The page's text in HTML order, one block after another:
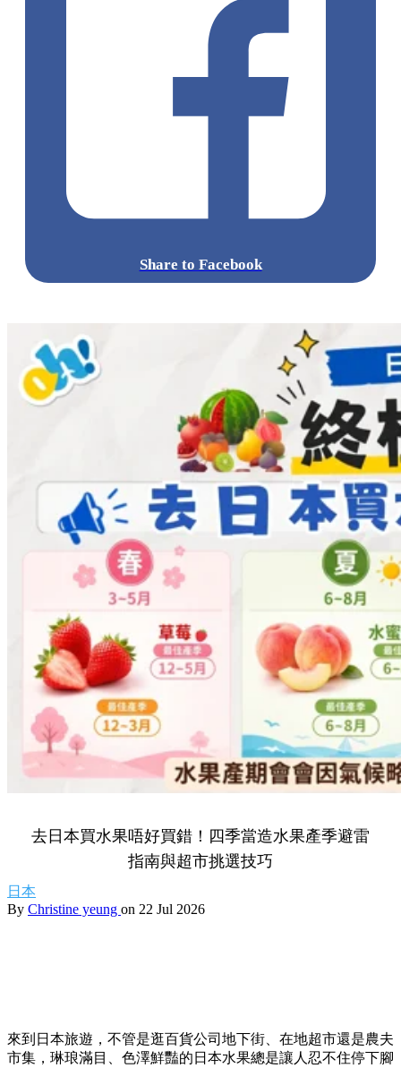
Share to Facebook
去日本買水果唔好買錯！四季當造水果產季避雷
指南與超市挑選技巧
日本
By Christine yeung on 22 Jul 2026
來到日本旅遊，不管是逛百貨公司地下街、在地超市還是農夫
市集，琳琅滿目、色澤鮮豔的日本水果總是讓人忍不住停下腳